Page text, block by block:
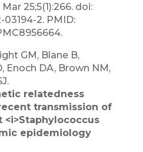
25;5(1):266. doi:
2. PMID:
GM, Blane B,
Enoch DA, Brown NM,
relatedness
transmission of
epidemiology